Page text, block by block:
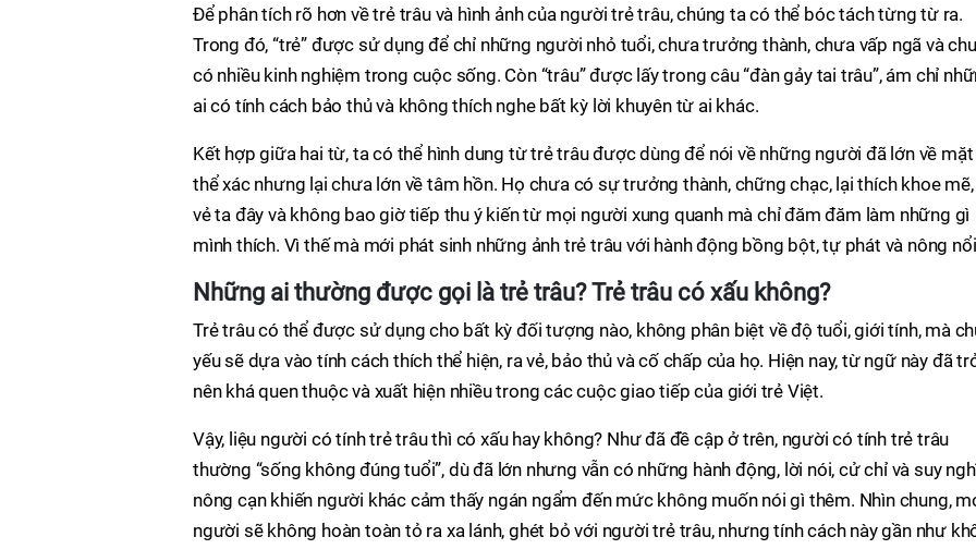
Để phân tích rõ hơn về trẻ trâu và hình ảnh của người trẻ trâu, chúng ta có thể bóc tách từng từ ra.
Trong đó, “trẻ” được sử dụng để chỉ những người nhỏ tuổi, chưa trưởng thành, chưa vấp ngã và
có nhiều kinh nghiệm trong cuộc sống. Còn “trâu” được lấy trong câu “đàn gảy tai trâu”, ám chỉ
ai có tính cách bảo thủ và không thích nghe bất kỳ lời khuyên từ ai khác.
Kết hợp giữa hai từ, ta có thể hình dung từ trẻ trâu được dùng để nói về những người đã lớn về mặt
thể xác nhưng lại chưa lớn về tâm hồn. Họ chưa có sự trưởng thành, chững chạc, lại thích khoe
vẻ ta đây và không bao giờ tiếp thu ý kiến từ mọi người xung quanh mà chỉ đăm đăm làm những gì
mình thích. Vì thế mà mới phát sinh những ảnh trẻ trâu với hành động bồng bột, tự phát và nông
Những ai thường được gọi là trẻ trâu? Trẻ trâu có xấu không?
Trẻ trâu có thể được sử dụng cho bất kỳ đối tượng nào, không phân biệt về độ tuổi, giới tính, mà
yếu sẽ dựa vào tính cách thích thể hiện, ra vẻ, bảo thủ và cố chấp của họ. Hiện nay, từ ngữ này đã
nên khá quen thuộc và xuất hiện nhiều trong các cuộc giao tiếp của giới trẻ Việt.
Vậy, liệu người có tính trẻ trâu thì có xấu hay không? Như đã đề cập ở trên, người có tính trẻ trâu
thường “sống không đúng tuổi”, dù đã lớn nhưng vẫn có những hành động, lời nói, cử chỉ và suy
nông cạn khiến người khác cảm thấy ngán ngẩm đến mức không muốn nói gì thêm. Nhìn chung,
người sẽ không hoàn toàn tỏ ra xa lánh, ghét bỏ với người trẻ trâu, nhưng tính cách này gần như